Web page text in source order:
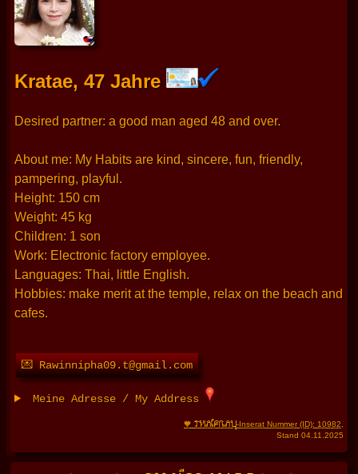
Kratae, 47 Jahre
Desired partner: a good man aged 48 and over.
About me: My Habits are kind, sincere, fun, friendly,
pampering, playful.
Height: 150 cm
Weight: 45 kg
Children: 1 son
Work: Electronic factory employee.
Languages: Thai, little English.
Hobbies: make merit at the temple, relax on the beach and
cafes.
💌 Rawinnipha09.t@gmail.com
Meine Adresse / My Address
🧡 THAIFRAU-Inserat Nummer (ID): 10982
Stand 04.11.2025